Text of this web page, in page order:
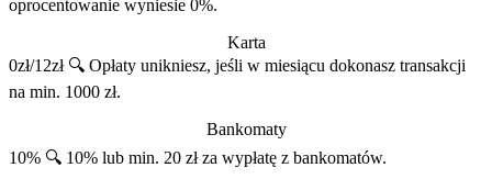
oprocentowanie wyniesie 0%.
Karta
0zł/12zł 🔍 Opłaty unikniesz, jeśli w miesiącu dokonasz transakcji
na min. 1000 zł.
Bankomaty
10% 🔍 10% lub min. 20 zł za wypłatę z bankomatów.